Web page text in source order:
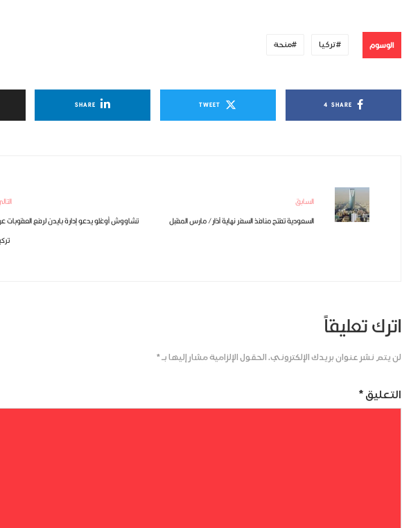
الوسوم تركيا منحة
SHARE
4
TWEET
SHARE
السابق
السعودية تفتح منافذ السفر نهاية آذار/ مارس المقبل
تشاووش أوغلو يدعو إدارة بايدن لرفع العقوبات
اترك تعليقاً
لن يتم نشر عنوان بريدك الإلكتروني. الحقول الإلزامية مشار إليها بـ*
التعليق *